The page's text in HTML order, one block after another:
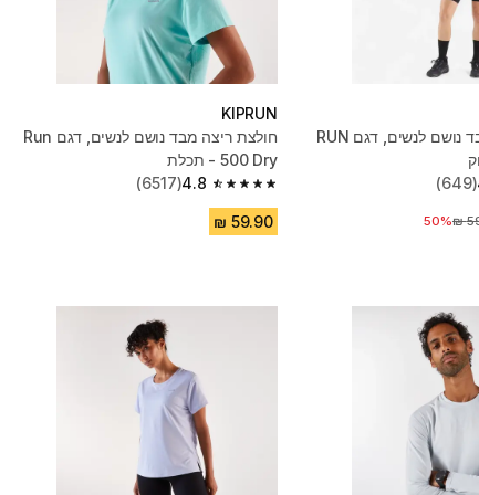
גופיית ריצה מבד נושם לנשים, דגם RUN
(649)
לפני הנחה
50%
KIPRUN
חולצת ריצה מבד נושם לנשים, דגם Run
500 Dry - תכלת
4.8
4.8 out of 5 stars from 6517 reviews
(6517)